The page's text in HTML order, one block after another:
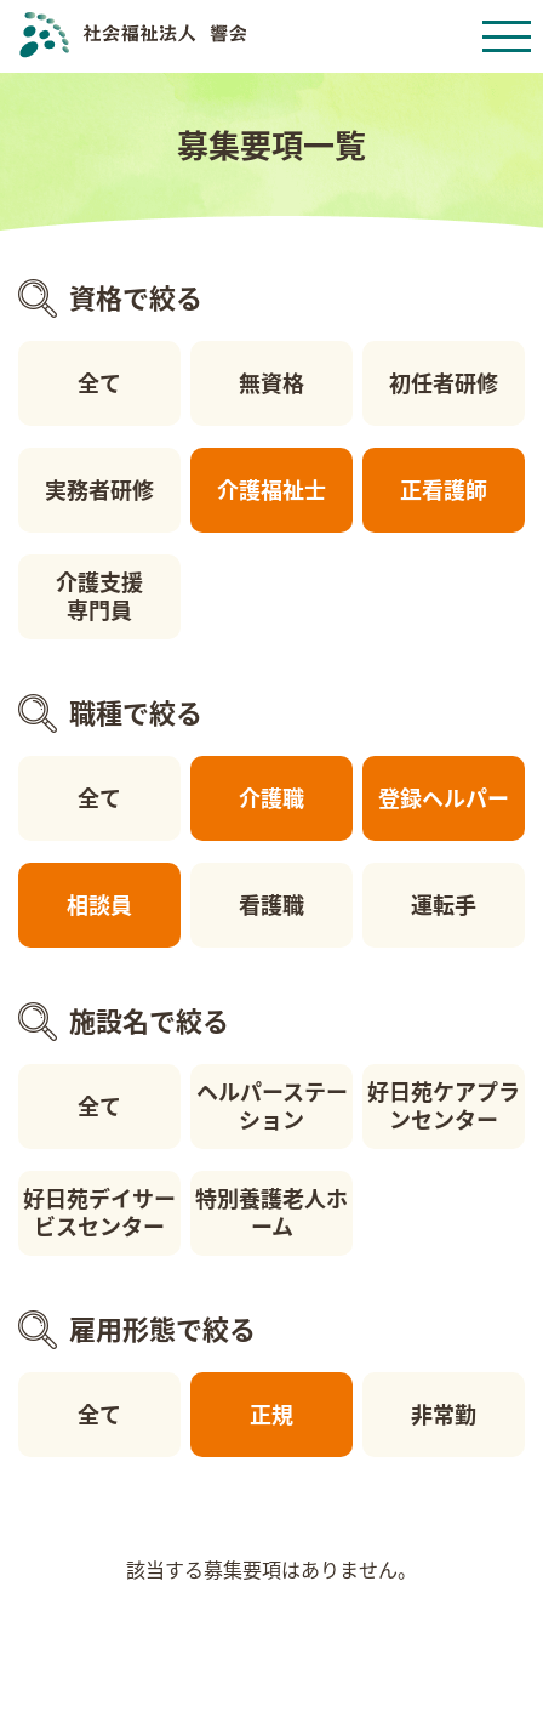
募集要項一覧
資格で絞る
全て 無資格 初任者研修
実務者研修 介護福祉士 正看護師
介護支援
専門員
職種で絞る
全て 介護職 登録ヘルパー
相談員 看護職 運転手
施設名で絞る
全て
ヘルパーステー
ション
好日苑ケアプラ
ンセンター
好日苑デイサー
ビスセンター
特別養護老人ホ
ーム
雇用形態で絞る
全て 正規 非常勤
該当する募集要項はありません。